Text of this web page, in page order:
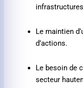
Le maintien
d’actions.
Le besoin de
secteur